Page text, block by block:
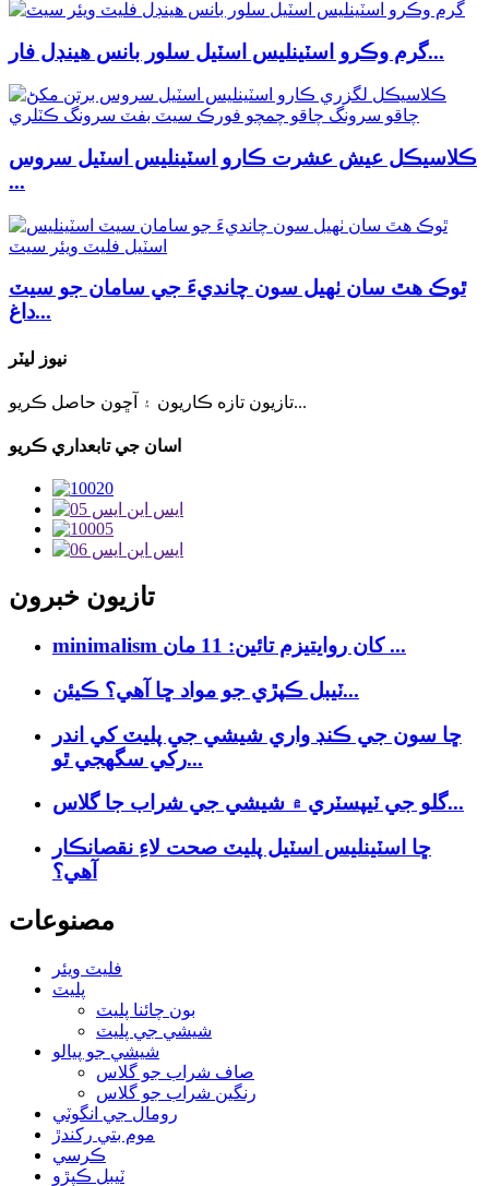
گرم وڪرو اسٽينلیس اسٽيل سلور بانس هينڊل فار...
ڪلاسيڪل عيش عشرت ڪارو اسٽينلیس اسٽيل سروس
...
ٿوڪ هٿ سان ٺهيل سون چانديءَ جي سامان جو سيٽ
داغ...
نيوز ليٽر
تازيون تازه ڪاريون ۽ آڇون حاصل ڪريو...
اسان جي تابعداري ڪريو
تازيون خبرون
minimalism کان روايتيزم تائين: 11 مان ...
ٽيبل ڪپڙي جو مواد ڇا آهي؟ ڪيئن...
ڇا سون جي ڪنڊ واري شيشي جي پليٽ کي اندر
رکي سگهجي ٿو...
گلو جي ٽيپسٽري ۾ شيشي جي شراب جا گلاس...
ڇا اسٽينلیس اسٽيل پليٽ صحت لاءِ نقصانڪار
آهي؟
مصنوعات
فليٽ ويئر
پليٽ
بون چائنا پليٽ
شيشي جي پليٽ
شيشي جو پيالو
صاف شراب جو گلاس
رنگين شراب جو گلاس
رومال جي انگوٽي
موم بتي رکندڙ
ڪرسي
ٽيبل ڪپڙو